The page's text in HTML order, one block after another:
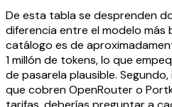
De esta tabla se desprenden
diferencia entre el modelo más
catálogo es de
1 millón de tokens, lo que
de pasarela plausible.
que cobren OpenRouter o